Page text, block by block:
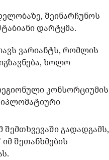
შეინარჩუნოს
დარტყმა.
ვარიანტს, რომლის
ხოლო
კონსორციუმის
გადადგამს,
შეთანხმების